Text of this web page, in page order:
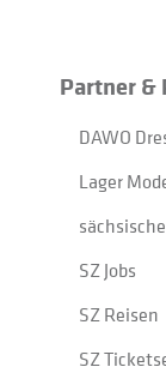
Partner &
DAWO
Lager
SZ Jobs
SZ Reisen
SZ